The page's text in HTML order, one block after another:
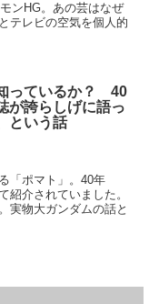
ンHG。あの芸はなぜ
テレビの空気を個人的
っているか？ 40
が誇らしげに語っ
という話
「ポマト」。40年
紹介されていました。
実物大ガンダムの話と